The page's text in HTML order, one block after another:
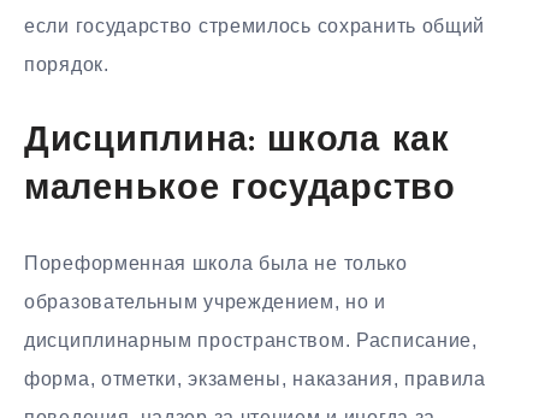
если государство стремилось сохранить общий
порядок.
Дисциплина: школа как
маленькое государство
Пореформенная школа была не только
образовательным учреждением, но и
дисциплинарным пространством. Расписание,
форма, отметки, экзамены, наказания, правила